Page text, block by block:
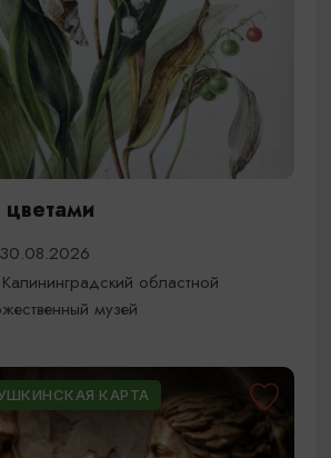
областной
музей
КАРТА